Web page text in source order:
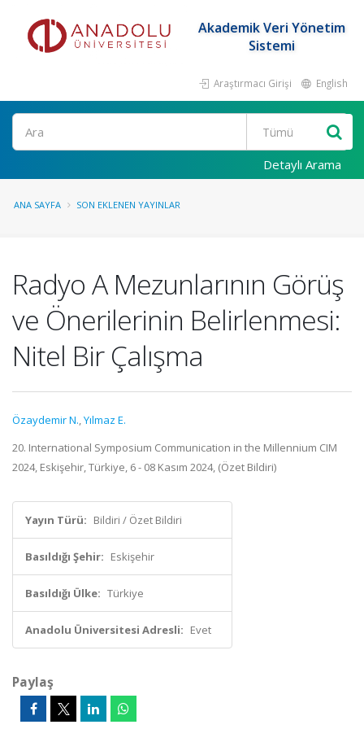
Akademik Veri Yönetim
Sistemi
Araştırmacı Girişi English
Ara
Detaylı Arama
ANA SAYFA SON EKLENEN YAYINLAR
Radyo A Mezunlarının Görüş
ve Önerilerinin Belirlenmesi:
Nitel Bir Çalışma
Özaydemir N.,Yılmaz E.
20. International Symposium Communication in the Millennium CIM
2024, Eskişehir, Türkiye, 6 - 08 Kasım 2024, (Özet Bildiri)
Yayın Türü: Bildiri / Özet Bildiri
Basıldığı Şehir: Eskişehir
Basıldığı Ülke: Türkiye
Anadolu Üniversitesi Adresli: Evet
Paylaş